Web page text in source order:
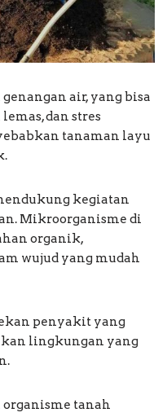
air, yang bisa
dan stres
tanaman layu
kegiatan
Mikroorganisme di
organik,
wujud yang mudah
penyakit yang
lingkungan yang
organisme tanah